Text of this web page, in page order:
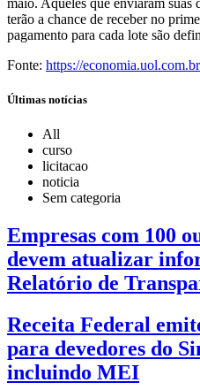
terão a chance de receber no
pagamento para cada lote são
Fonte: https://
Últimas notícias
All
curso
licitacao
noticia
Sem categoria
Empresas com 100
devem atualizar
Relatório de
Receita Federal
para devedores do
incluindo MEI